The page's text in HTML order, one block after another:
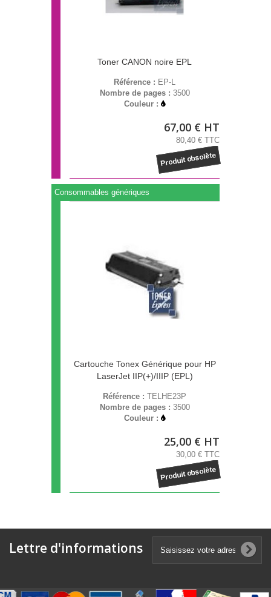
Toner CANON noire EPL
Référence : EP-L
Nombre de pages : 3500
Couleur :
67,00 € HT
80,40 € TTC
Produit obsolète
Consommables génériques
Cartouche Tonex Générique pour HP
LaserJet IIP(+)/IIIP (EPL)
Référence : TELHE23P
Nombre de pages : 3500
Couleur :
25,00 € HT
30,00 € TTC
Produit obsolète
Lettre d'informations